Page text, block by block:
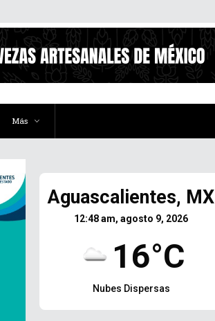
Más
Aguascalientes, MX
12:48 am, agosto 9, 2026
16°C
Nubes Dispersas